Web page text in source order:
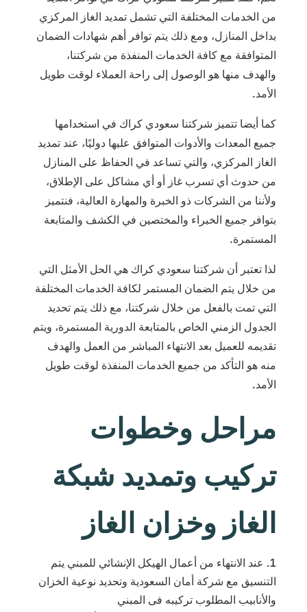
من الخدمات المختلفة التي تشمل تمديد الغاز المركزي
بداخل المنازل، ومع ذلك يتم توافر أهم شهادات الضمان
المتوافقة مع كافة الخدمات المنفذة من شركتنا،
والهدف منها هو الوصول إلى راحة العملاء لوقت طويل
الأمد.
كما أيضا تتميز شركتنا سعودي كراك في استخدامها
جميع المعدات والأدوات المتوافق عليها دوليًا، عند تمديد
الغاز المركزي، والتي تساعد في الحفاظ على المنازل
من حدوث أي تسرب غاز أو أي مشاكل على الإطلاق،
ولأننا من الشركات ذو الخبرة والمهارة العالية، فنتميز
بتوافر جميع الخبراء والمختصين في الكشف والمتابعة
المستمرة.
لذا تعتبر أن شركتنا سعودي كراك هي الحل الأمثل التي
من خلال يتم الضمان المستمر لكافة الخدمات المختلفة
التي تمت بالفعل من خلال شركتنا، مع ذلك يتم تحديد
الجدول الزمني الخاص بالمتابعة الدورية المستمرة، ويتم
تقديمه للعميل بعد الانتهاء المباشر من العمل والهدف
منه هو التأكد من جميع الخدمات المنفذة لوقت طويل
الأمد.
مراحل وخطوات
تركيب وتمديد شبكة
الغاز وخزان الغاز
عند الانتهاء من أعمال الهيكل الإنشائي للمبني يتم
التنسيق مع شركة أمان السعودية وتحديد نوعية الخزان
والأنابيب المطلوب تركيبه فى المبني